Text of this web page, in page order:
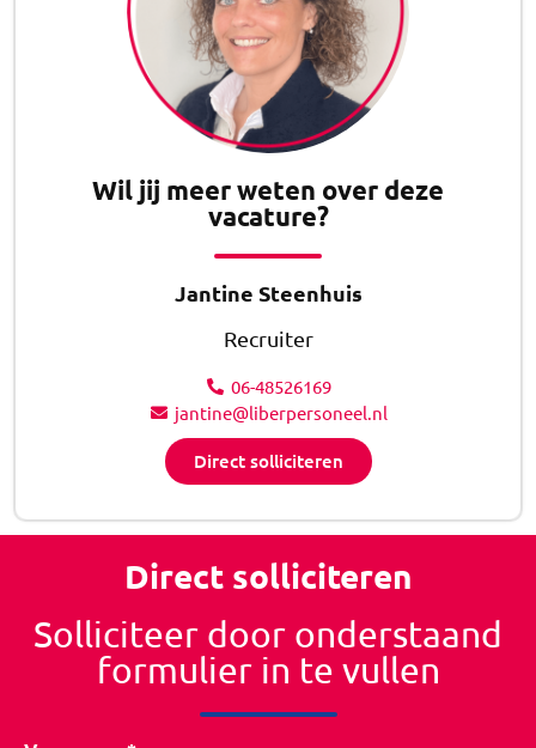
Wil jij meer weten over deze
vacature?
Jantine Steenhuis
Recruiter
06-48526169
jantine@liberpersoneel.nl
Direct solliciteren
Direct solliciteren
Solliciteer door onderstaand
formulier in te vullen